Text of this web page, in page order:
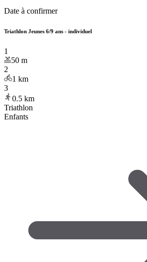
Date à confirmer
Triathlon Jeunes 6/9 ans - individuel
1
50 m
2
1 km
3
0.5 km
Triathlon
Enfants